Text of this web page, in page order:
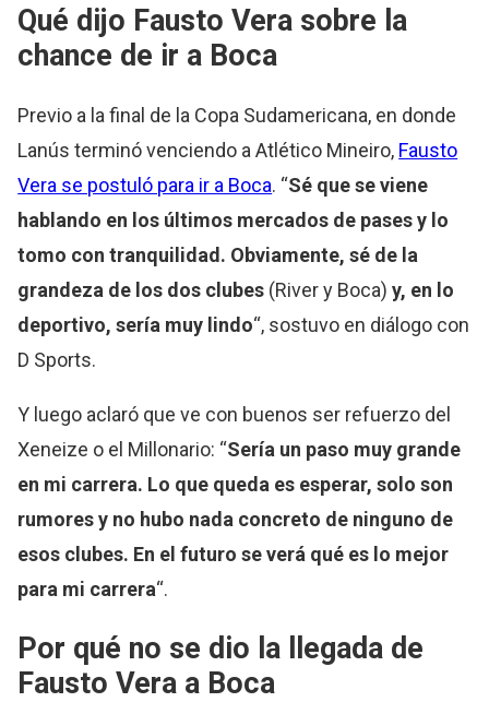
Qué dijo Fausto Vera sobre la
chance de ir a Boca
Previo a la final de la Copa Sudamericana, en donde
Lanús terminó venciendo a Atlético Mineiro, Fausto
Vera se postuló para ir a Boca. “Sé que se viene
hablando en los últimos mercados de pases y lo
tomo con tranquilidad. Obviamente, sé de la
grandeza de los dos clubes (River y Boca) y, en lo
deportivo, sería muy lindo“, sostuvo en diálogo con
D Sports.
Y luego aclaró que ve con buenos ser refuerzo del
Xeneize o el Millonario: “Sería un paso muy grande
en mi carrera. Lo que queda es esperar, solo son
rumores y no hubo nada concreto de ninguno de
esos clubes. En el futuro se verá qué es lo mejor
para mi carrera“.
Por qué no se dio la llegada de
Fausto Vera a Boca